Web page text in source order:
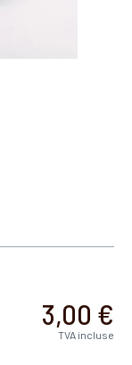
3,00 €
TVA incluse